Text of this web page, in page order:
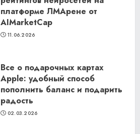
платформе ЛМАрене от
AIMarketCap
11.06.2026
Все о подарочных картах
Apple: удобный способ
пополнить баланс и подарить
радость
02.03.2026